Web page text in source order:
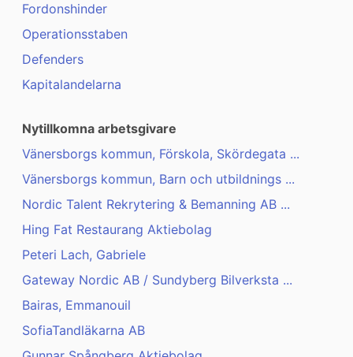
Fordonshinder
Operationsstaben
Defenders
Kapitalandelarna
Nytillkomna arbetsgivare
Vänersborgs kommun, Förskola, Skördegata ...
Vänersborgs kommun, Barn och utbildnings ...
Nordic Talent Rekrytering & Bemanning AB ...
Hing Fat Restaurang Aktiebolag
Peteri Lach, Gabriele
Gateway Nordic AB / Sundyberg Bilverksta ...
Bairas, Emmanouil
SofiaTandläkarna AB